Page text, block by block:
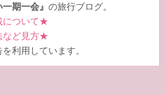
期一会』 の旅行ブログ。
について★
など見方★
利用しています。